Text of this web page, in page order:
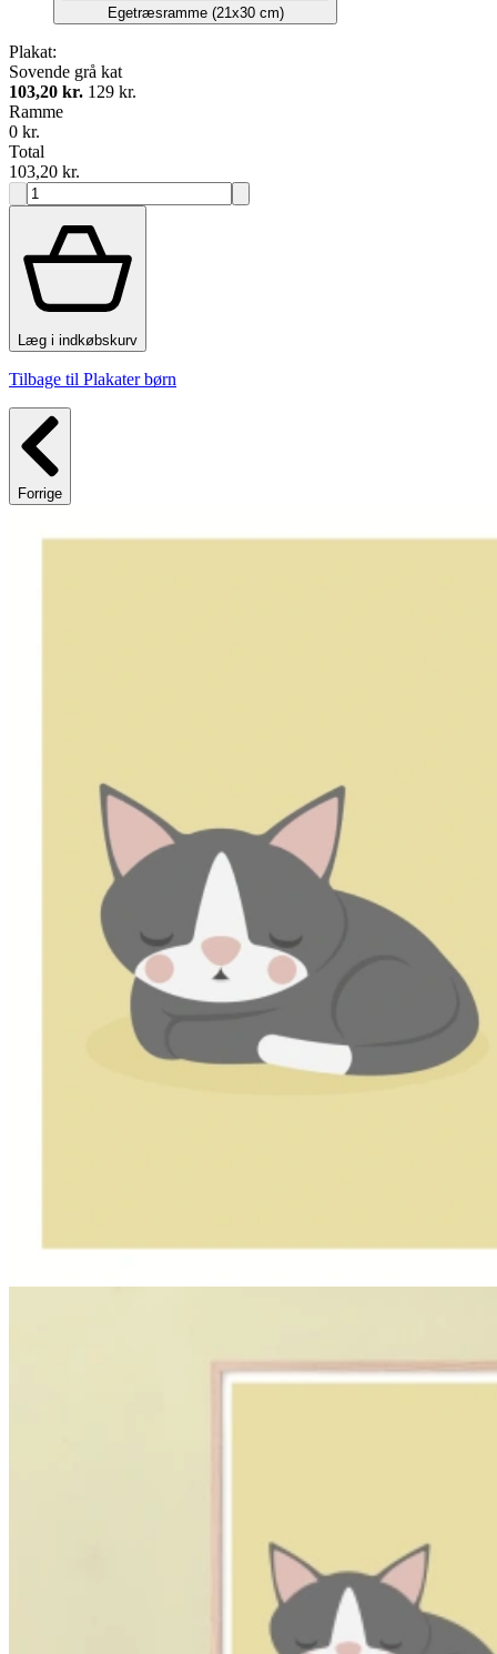
Egetræsramme (21x30 cm)
Plakat:
Sovende grå kat
103,20 kr. 129 kr.
Ramme
0 kr.
Total
103,20 kr.
Læg i indkøbskurv
Tilbage til Plakater børn
Forrige